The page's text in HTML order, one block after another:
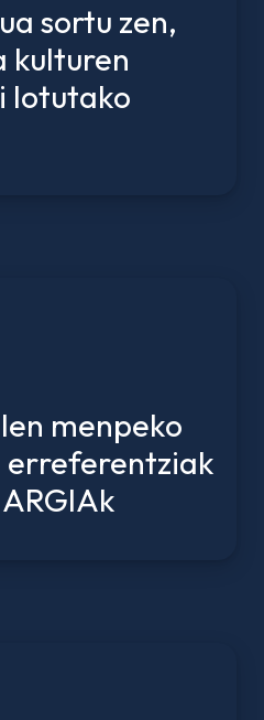
sortu zen,
kulturen
lotutako
menpeko
erreferentziak